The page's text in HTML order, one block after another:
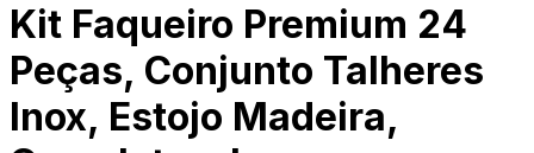
Kit Faqueiro Premium 24
Peças, Conjunto Talheres
Inox, Estojo Madeira,